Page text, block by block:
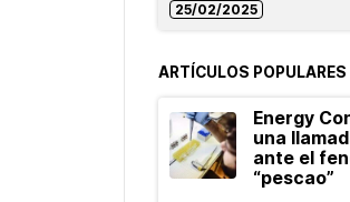
25/02/2025
ARTÍCULOS POPULARES
Energy
una
ante el
“pescao”